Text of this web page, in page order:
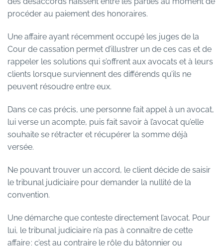
procéder au paiement des honoraires.
Une affaire ayant récemment occupé les juges de la
Cour de cassation permet d’illustrer un de ces cas et de
rappeler les solutions qui s’offrent aux avocats et à leurs
clients lorsque surviennent des différends qu’ils ne
peuvent résoudre entre eux.
Dans ce cas précis, une personne fait appel à un avocat,
lui verse un acompte, puis fait savoir à l’avocat qu’elle
souhaite se rétracter et récupérer la somme déjà
versée.
Ne pouvant trouver un accord, le client décide de saisir
le tribunal judiciaire pour demander la nullité de la
convention.
Une démarche que conteste directement l’avocat. Pour
lui, le tribunal judiciaire n’a pas à connaitre de cette
affaire : c’est au contraire le rôle du bâtonnier ou